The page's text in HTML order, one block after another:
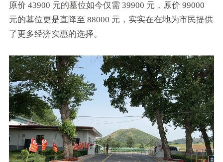
原价 43900 元的墓位如今仅需 39900 元，原价 99000
元的墓位更是直降至 88000 元，实实在在地为市民提供
了更多经济实惠的选择。